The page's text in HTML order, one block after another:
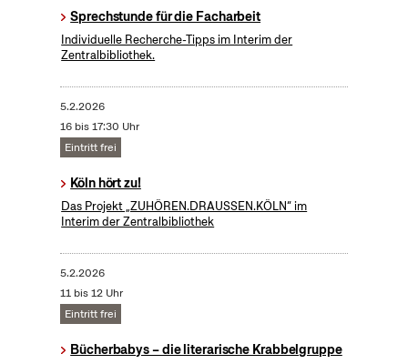
Sprechstunde für die Facharbeit
Individuelle Recherche-Tipps im Interim der
Zentralbibliothek.
5.2.2026
16 bis 17:30 Uhr
Eintritt frei
Köln hört zu!
Das Projekt „ZUHÖREN.DRAUSSEN.KÖLN“ im
Interim der Zentralbibliothek
5.2.2026
11 bis 12 Uhr
Eintritt frei
Bücherbabys – die literarische Krabbelgruppe